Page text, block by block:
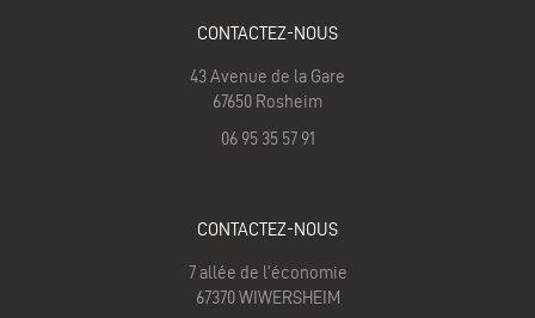
CONTACTEZ-NOUS
43 Avenue de la Gare
67650 Rosheim
06 95 35 57 91
CONTACTEZ-NOUS
7 allée de l'économie
67370 WIWERSHEIM